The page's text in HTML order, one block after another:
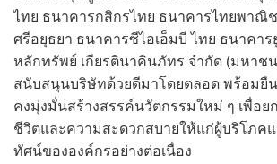
ไทย ธนาคารกสิกรไทย ธนาคารไทยพาณิ
ศรีอยุธยา ธนาคารซีไอเอ็มบี ไทย ธนาคา
หลักทรัพย์ เกียรตินาคินภัทร จำกัด (มหาช
สนับสนุนบริษัทด้วยดีมาโดยตลอด พร้อมยื
คงมุ่งมั่นสร้างสรรค์นวัตกรรมใหม่ ๆ เพื่อ
ชีวิตและความสะดวกสบายให้แก่ผู้บริโภค
ทัศน์ขององค์กรอย่างต่อเนื่อง